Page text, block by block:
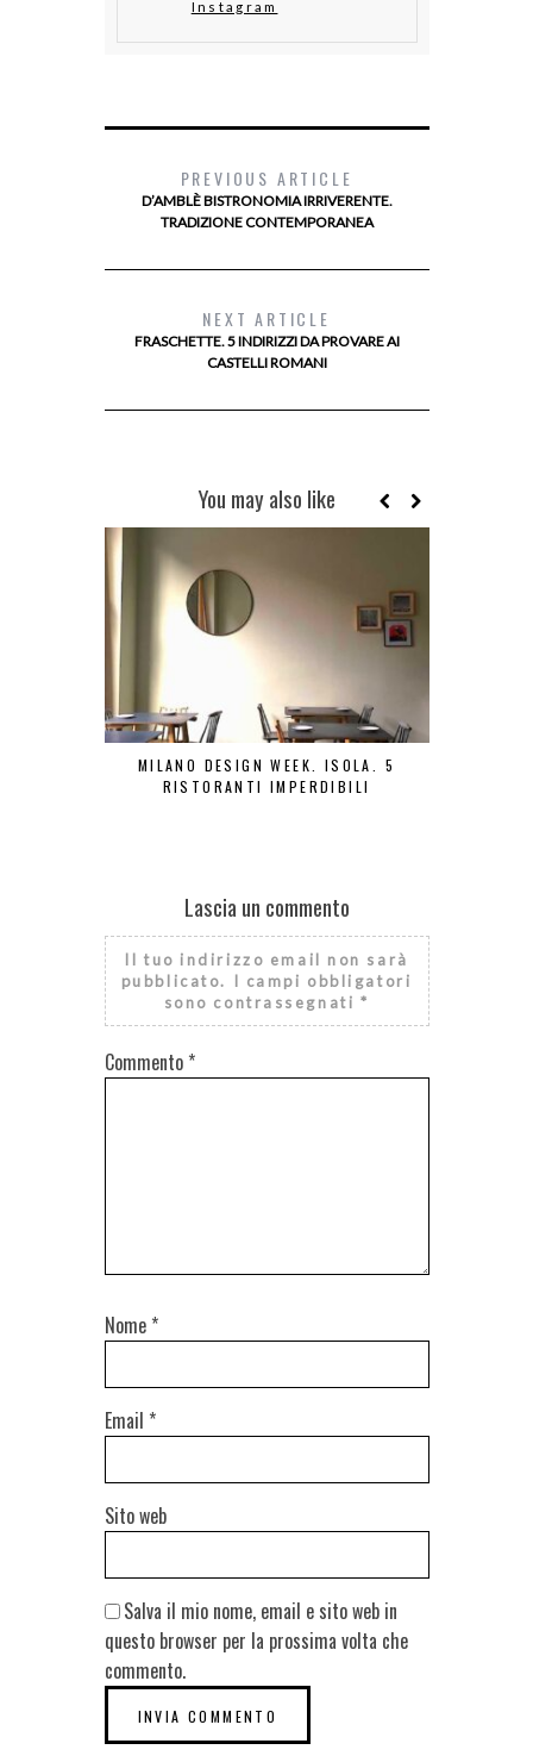
Instagram
PREVIOUS ARTICLE
D’AMBLÈ BISTRONOMIA IRRIVERENTE.
TRADIZIONE CONTEMPORANEA
NEXT ARTICLE
FRASCHETTE. 5 INDIRIZZI DA PROVARE AI
CASTELLI ROMANI
You may also like
MILANO DESIGN WEEK. ISOLA. 5
RISTORANTI IMPERDIBILI
Lascia un commento
Il tuo indirizzo email non sarà
pubblicato.
I campi obbligatori
sono contrassegnati *
Commento *
Nome *
Email *
Sito web
Salva il mio nome, email e sito web in
questo browser per la prossima volta che
commento.